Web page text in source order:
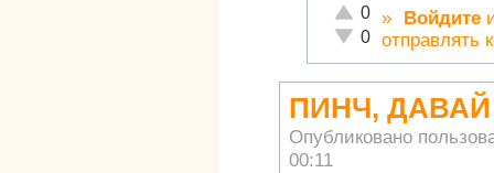
Отлично!
0
Неадекватно!
0
» Войдите
отправлять
ПИНЧ,
Опубликовано
00:11